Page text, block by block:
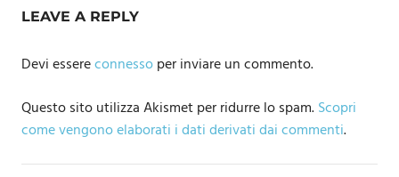
LEAVE A REPLY
Devi essereconnessoper inviare un commento.
Questo sito utilizza Akismet per ridurre lo spam.Scopri
come vengono elaborati i dati derivati dai commenti.